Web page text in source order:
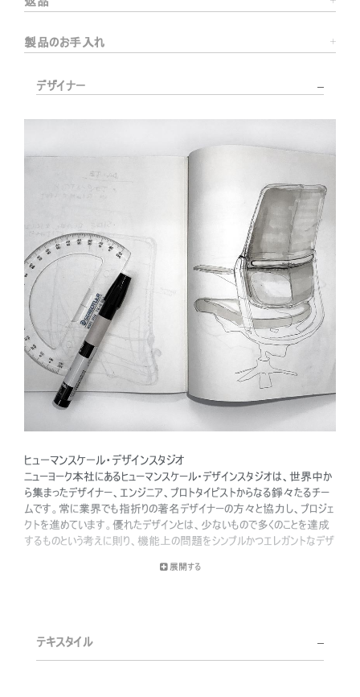
製品のお手入れ
デザイナー
ヒューマンスケール・デザインスタジオ
ニューヨーク本社にあるヒューマンスケール・デザインスタジオは、世界中か
ら集まったデザイナー、エンジニア、プロトタイピストからなる錚々たるチー
ムです。常に業界でも指折りの著名デザイナーの方々と協力し、プロジェ
クトを進めています。優れたデザインとは、少ないもので多くのことを達成
するものという考えに則り、機能上の問題をシンプルかつエレガントなデザ
ーザーと製品との相互作用を常に念頭に置いて、エルゴノミクスに対して
ミクス・コンサルタント・チームの緊密な協力に支えられたデザインチーム
展開する
テキスタイル